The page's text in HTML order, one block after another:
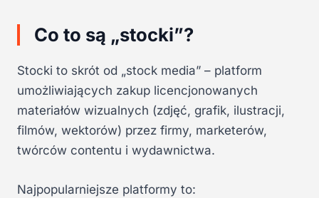
Co to są „stocki”?
Stocki to skrót od „stock media” – platform
umożliwiających zakup licencjonowanych
materiałów wizualnych (zdjęć, grafik, ilustracji,
filmów, wektorów) przez firmy, marketerów,
twórców contentu i wydawnictwa.
Najpopularniejsze platformy to: